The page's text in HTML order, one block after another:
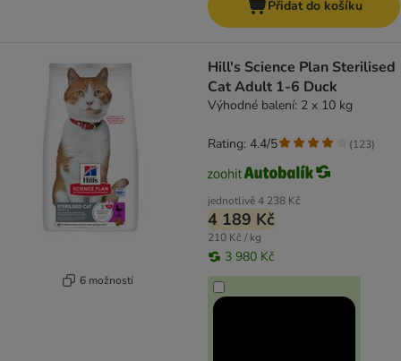
Přidat do košíku
6 možností
Hill's Science Plan Sterilised
Cat Adult 1-6 Duck
Výhodné balení: 2 x 10 kg
jednotlivě4 238 Kč
4 189 Kč
210 Kč / kg
3 980 Kč
Rating: 4.4/5 (123)